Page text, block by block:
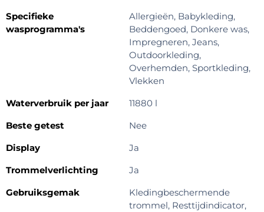
Specifieke
wasprogramma's
Allergieën, Babykleding,
Beddengoed, Donkere was,
Impregneren, Jeans,
Outdoorkleding,
Overhemden, Sportkleding,
Vlekken
Waterverbruik per jaar
11880 l
Beste getest
Nee
Display
Ja
Trommelverlichting
Ja
Gebruiksgemak
Kledingbeschermende
trommel, Resttijdindicator,